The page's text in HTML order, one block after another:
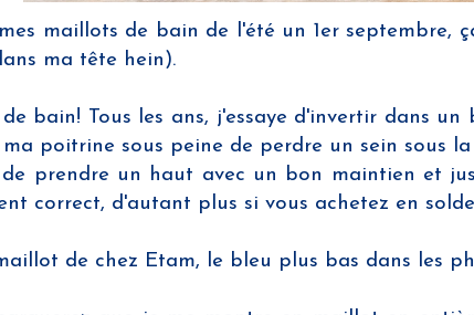
maillots de bain de l'été un 1er
ma tête hein).
bain! Tous les ans, j'essaye d'invertir dans
poitrine sous peine de perdre un sein sous
prendre un haut avec un bon maintien et
correct, d'autant plus si vous achetez en
de chez Etam, le bleu plus bas dans les